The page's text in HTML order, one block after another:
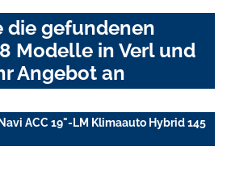
die gefundenen
Modelle in Verl und
Angebot an
ACC 19"-LM Klimaauto Hybrid 145